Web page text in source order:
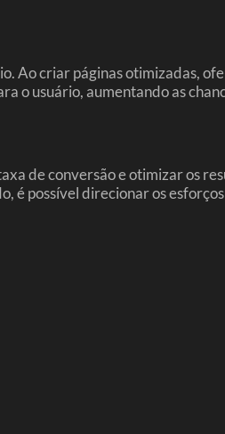
Ao criar páginas otimizadas,
o usuário, aumentando as
de conversão e otimizar os
é possível direcionar os